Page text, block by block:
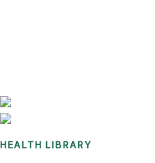
HEALTH LIBRARY